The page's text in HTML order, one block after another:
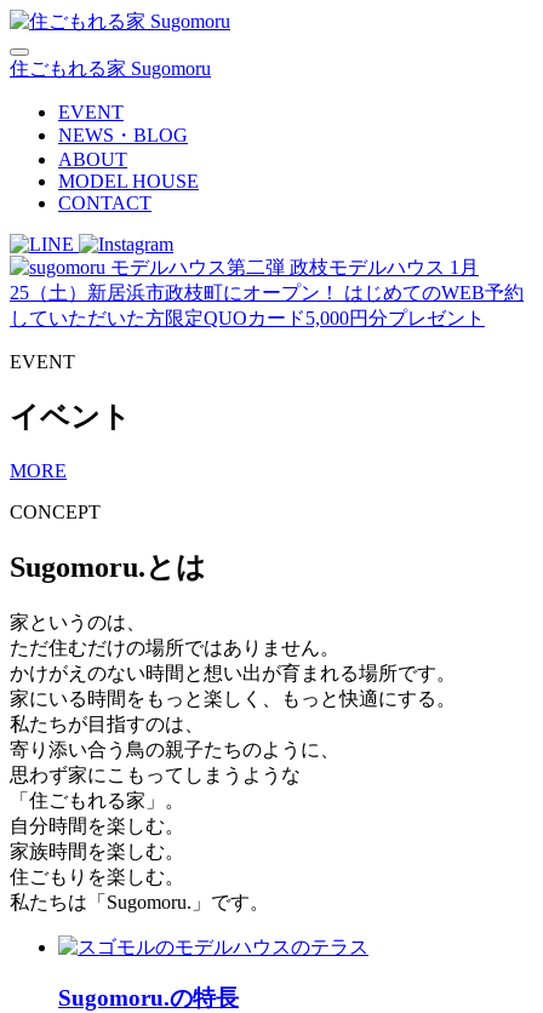
住ごもれる家 Sugomoru
EVENT
NEWS・BLOG
ABOUT
MODEL HOUSE
CONTACT
EVENT
イベント
MORE
CONCEPT
Sugomoru.とは
家というのは、
ただ住むだけの場所ではありません。
かけがえのない時間と想い出が育まれる場所です。
家にいる時間をもっと楽しく、もっと快適にする。
私たちが目指すのは、
寄り添い合う鳥の親子たちのように、
思わず家にこもってしまうような
「住ごもれる家」。
自分時間を楽しむ。
家族時間を楽しむ。
住ごもりを楽しむ。
私たちは「Sugomoru.」です。
Sugomoru.の特長